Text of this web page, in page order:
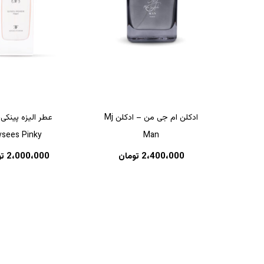
هیچ محصولی در سبد خرید نیست.
ادکلن ام جی من – ادکلن Mj
Man
2،400،000 تومان
عطر الیزه
Pinky
2،000،000